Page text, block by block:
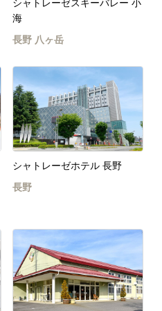
シャトレーゼスキーバレー 小
海
長野 八ヶ岳
シャトレーゼホテル 長野
長野